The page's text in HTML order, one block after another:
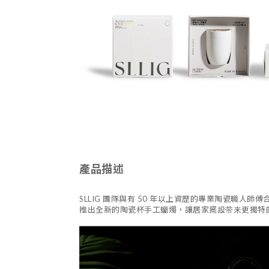
產品描述
SLLIG 團隊與有 50 年以上資歷的專業陶瓷職人師傅
推出全新的陶瓷杯手工蠟燭，讓居家擺設带来更獨特